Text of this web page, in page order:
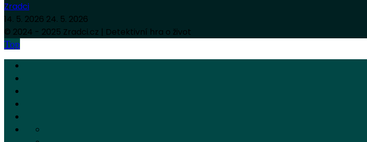
Zradci
14. 5. 2026 24. 5. 2026
© 2024 - 2025 Zradci.cz | Detektivní hra o život
Top